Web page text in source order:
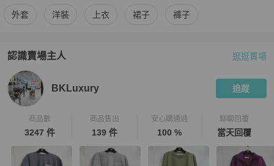
更多 Chanel 女裝 相似商品推薦
外套 洋裝 上衣 裙子 褲子
認識賣場主人
PopChill 拍拍圈嚴選賣家
逛逛賣場
BKLuxury 追蹤
商品數
3247 件
商品售出
139 件
安心購通過
100 %
聊聊回覆
當天回覆